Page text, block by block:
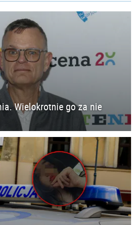
Wielokrotnie go za nie